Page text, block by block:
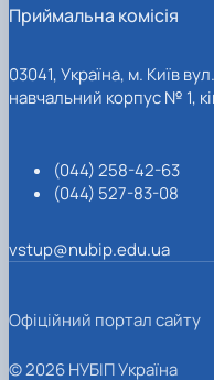
Приймальна комісія
03041, Україна, м. Київ
навчальний корпус № 1,
(044) 258-42-63
(044) 527-83-08
vstup@nubip.edu.ua
Офіційний портал сайту
© 2026 НУБІП Україна